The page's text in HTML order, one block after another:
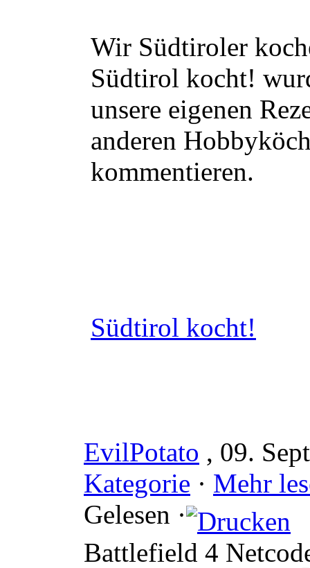
Wir Südtiroler
Südtirol kocht!
unsere eigenen
anderen
kommentieren.
Südtirol kocht!
EvilPotato , 09.
Kategorie · Mehr
Gelesen ·
Battlefield 4